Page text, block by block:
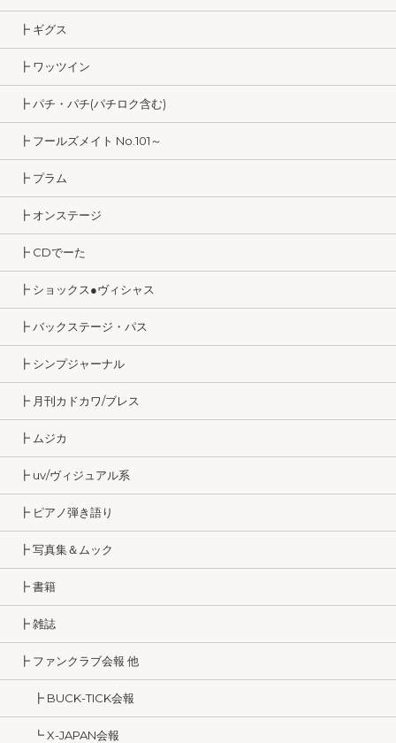
┣ ギグス
┣ ワッツイン
┣ パチ・パチ(パチロク含む)
┣ フールズメイト No.101～
┣ プラム
┣ オンステージ
┣ CDでーた
┣ ショックス●ヴィシャス
┣ バックステージ・パス
┣ シンプジャーナル
┣ 月刊カドカワ/ブレス
┣ ムジカ
┣ uv/ヴィジュアル系
┣ ピアノ弾き語り
┣ 写真集＆ムック
┣ 書籍
┣ 雑誌
┣ ファンクラブ会報 他
┣ BUCK-TICK会報
┗ X-JAPAN会報